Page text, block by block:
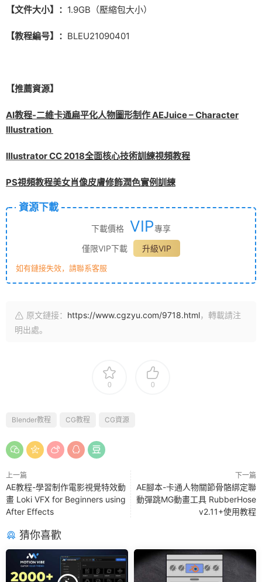
【文件大小】： 1.9GB（壓縮包大小）
【教程編号】： BLEU21090401
【推薦資源】
AI教程-二維卡通扁平化人物圖形制作 AEJuice – Character
Illustration
Illustrator CC 2018全面核心技術訓練視頻教程
PS視頻教程美女肖像皮膚修飾潤色實例訓練
資源下載
下載價格 VIP專享
僅限VIP下載
升級VIP
如有鏈接失效，請聯系客服
原文鏈接： https://www.cgzyu.com/9718.html，轉載請注
明出處。
0 0
Blender教程 CG教程 CG資源
上一篇
AE教程-學習制作電影視覺特效動
畫 Loki VFX for Beginners using
After Effects
下一篇
AE腳本-卡通人物關節骨骼綁定聯
動彈跳MG動畫工具 RubberHose
v2.11+使用教程
猜你喜歡